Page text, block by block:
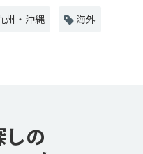
州・沖縄 海外
の